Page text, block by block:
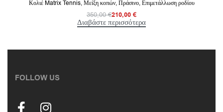
Κολιέ Matrix Tennis, Μείξη κοπών, Πράσινο, Επιμετάλλωση ροδίου
350,00€210,00 €
Διαβάστε περισσότερα
FOLLOW US